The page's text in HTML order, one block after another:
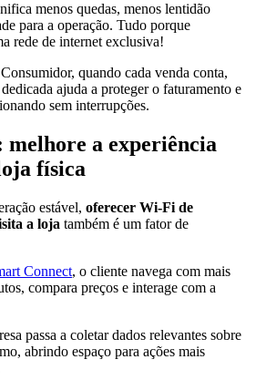
menos quedas, menos lentidão
para a operação. Tudo porque
rede de internet exclusiva!
quando cada venda conta,
ajuda a proteger o faturamento e
sem interrupções.
melhore a experiência
física
estável, oferecer Wi-Fi de
a loja também é um fator de
Connect, o cliente navega com mais
compara preços e interage com a
passa a coletar dados relevantes sobre
abrindo espaço para ações mais